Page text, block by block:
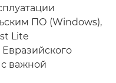
ПО (Windows),
Lite
важной